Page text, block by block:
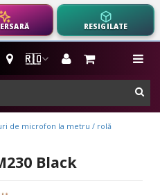
RESIGILATE
🇷🇴
de microfon la metru / rolă
Black